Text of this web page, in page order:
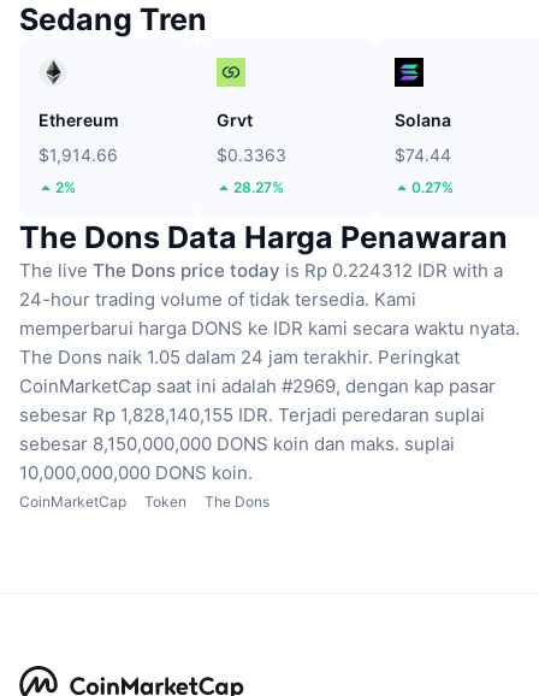
Sedang Tren
Ethereum
$1,914.66
2%
Grvt
$0.3363
28.27%
Solana
$74.44
0.27%
The Dons Data Harga Penawaran
The live The Dons price today is Rp 0.224312 IDR with a
24-hour trading volume of tidak tersedia. Kami
memperbarui harga DONS ke IDR kami secara waktu nyata.
The Dons naik 1.05 dalam 24 jam terakhir. Peringkat
CoinMarketCap saat ini adalah #2969, dengan kap pasar
sebesar Rp 1,828,140,155 IDR. Terjadi peredaran suplai
sebesar 8,150,000,000 DONS koin dan maks. suplai
10,000,000,000 DONS koin.
CoinMarketCap Token The Dons